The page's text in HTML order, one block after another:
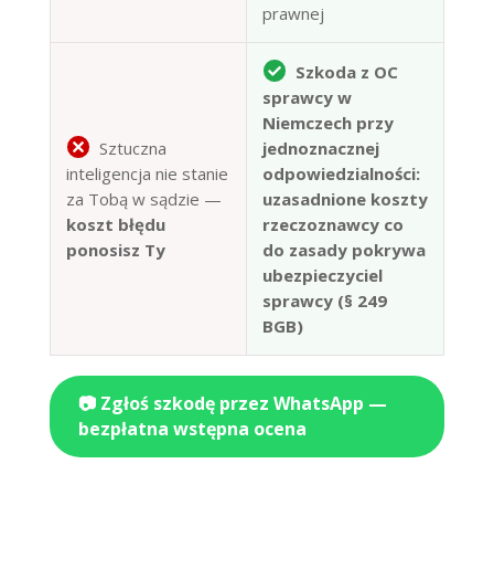
prawnej
Sztuczna
inteligencja nie stanie
za Tobą w sądzie —
koszt błędu
ponosisz Ty
Szkoda z OC
sprawcy w
Niemczech przy
jednoznacznej
odpowiedzialności:
uzasadnione koszty
rzeczoznawcy co
do zasady pokrywa
ubezpieczyciel
sprawcy (§ 249
BGB)
📷 Zgłoś szkodę przez WhatsApp —
bezpłatna wstępna ocena